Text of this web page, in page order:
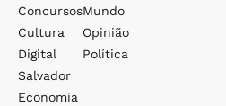
Concursos
Cultura
Digital
Salvador
Economia
Mundo
Opinião
Política